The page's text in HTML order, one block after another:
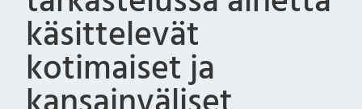
käsittelevät
kotimaiset ja